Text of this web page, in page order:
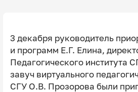
3 декабря руководитель
и программ Е.Г. Елина,
Педагогического института
завуч виртуального
СГУ О.В. Прозорова были